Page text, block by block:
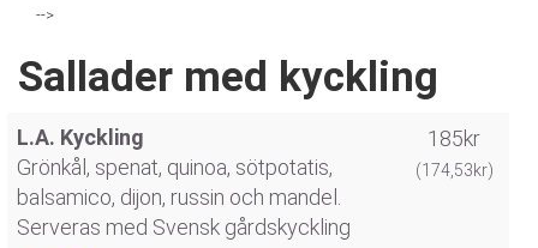
-->
Sallader med kyckling
L.A. Kyckling
Grönkål, spenat, quinoa, sötpotatis,
balsamico, dijon, russin och mandel.
Serveras med Svensk gårdskyckling
185kr
(174,53kr)